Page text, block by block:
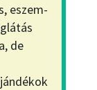
eszem-
de